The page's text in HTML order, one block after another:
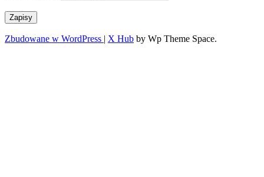
Zapisy
Zbudowane w WordPress | X Hub by Wp Theme Space.